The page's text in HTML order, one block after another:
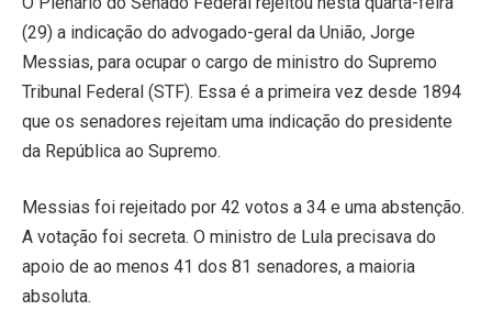
(29) a indicação do advogado-geral da União, Jorge
Messias, para ocupar o cargo de ministro do Supremo
Tribunal Federal (STF). Essa é a primeira vez desde 1894
que os senadores rejeitam uma indicação do presidente
da República ao Supremo.
Messias foi rejeitado por 42 votos a 34 e uma abstenção.
A votação foi secreta. O ministro de Lula precisava do
apoio de ao menos 41 dos 81 senadores, a maioria
absoluta.